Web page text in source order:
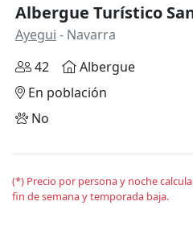
Albergue Turístico
Ayegui - Navarra
42
Albergue
En población
No
(*) Precio por persona y noche
fin de semana y temporada baja.